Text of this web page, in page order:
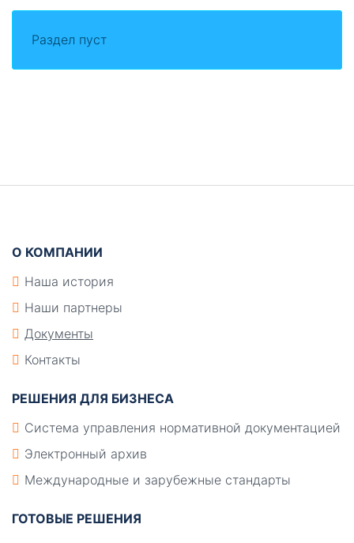
Раздел пуст
О КОМПАНИИ
Наша история
Наши партнеры
Документы
Контакты
РЕШЕНИЯ ДЛЯ БИЗНЕСА
Система управления нормативной документацией
Электронный архив
Международные и зарубежные стандарты
ГОТОВЫЕ РЕШЕНИЯ